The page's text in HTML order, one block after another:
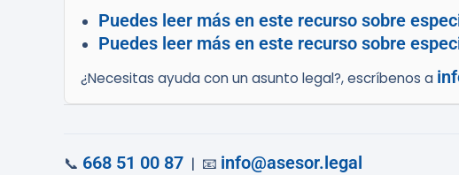
Puedes leer más en este recurso sobre
Puedes leer más en este recurso sobre
¿Necesitas ayuda con un asunto legal?, escríbenos a
📞 668 51 00 87 | 📧 info@asesor.legal